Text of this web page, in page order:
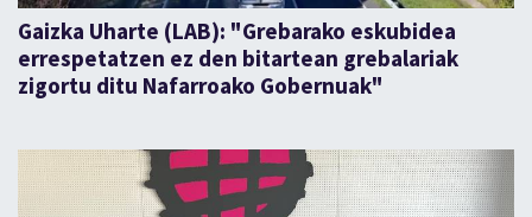
Gaizka Uharte (LAB): "Grebarako eskubidea
errespetatzen ez den bitartean grebalariak
zigortu ditu Nafarroako Gobernuak"